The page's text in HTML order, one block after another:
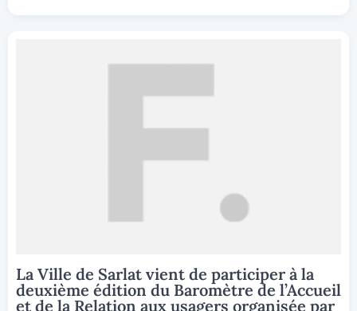
La Ville de Sarlat vient de participer à la
deuxième édition du Baromètre de l’Accueil
et de la Relation aux usagers organisée par